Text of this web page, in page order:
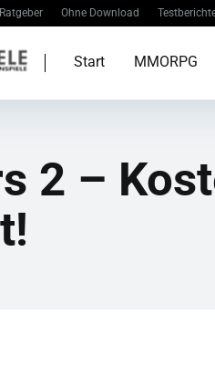
Ratgeber Ohne Download
Start MMORPG
2 –